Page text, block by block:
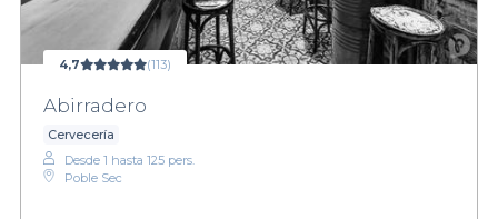
4,7 (113)
Abirradero
Cervecería
Desde 1 hasta 125 pers.
Poble Sec